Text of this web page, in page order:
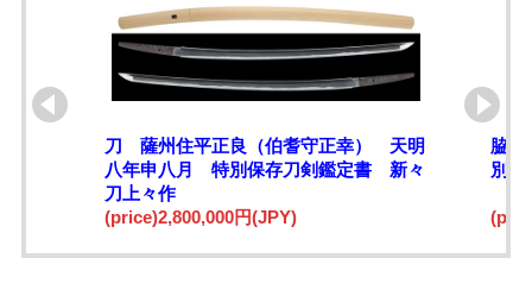
刀 薩州住平正良（伯耆守正幸） 天明
八年申八月 特別保存刀剣鑑定書 新々
刀上々作
(price)2,800,000円(JPY)
脇
別保